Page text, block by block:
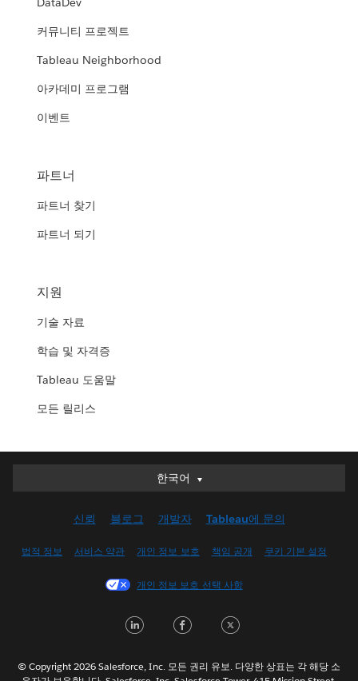
커뮤니티 프로젝트
Tableau Neighborhood
아카데미 프로그램
이벤트
파트너
파트너 찾기
파트너 되기
지원
기술 자료
학습 및 자격증
Tableau 도움말
모든 릴리스
한국어
한국어
English (UK)
Français (Canada)
Italiano
Nederlands
신뢰 블로그 개발자 Tableau에 문의
법적 정보 서비스 약관 개인 정보 보호 책임 공개 쿠키 기본 설정
개인 정보 보호 선택 사항
LinkedInFacebook
© Copyright 2026 Salesforce, Inc. 모든 권리 유보. 다양한 상표는 각 해당 소